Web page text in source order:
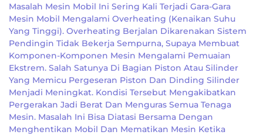
Masalah Mesin Mobil Ini Sering Kali Terjadi Gara-Gara
Mesin Mobil Mengalami Overheating (kenaikan Suhu
Yang Tinggi). Overheating Berjalan Dikarenakan Sistem
Pendingin Tidak Bekerja Sempurna, Supaya Membuat
Komponen-Komponen Mesin Mengalami Pemuaian
Ekstrem. Salah Satunya Di Bagian Piston Atau Silinder
Yang Memicu Pergeseran Piston Dan Dinding Silinder
Menjadi Meningkat. Kondisi Tersebut Mengakibatkan
Pergerakan Jadi Berat Dan Menguras Semua Tenaga
Mesin. Masalah Ini Bisa Diatasi Bersama Dengan
Menghentikan Mobil Dan Mematikan Mesin Ketika